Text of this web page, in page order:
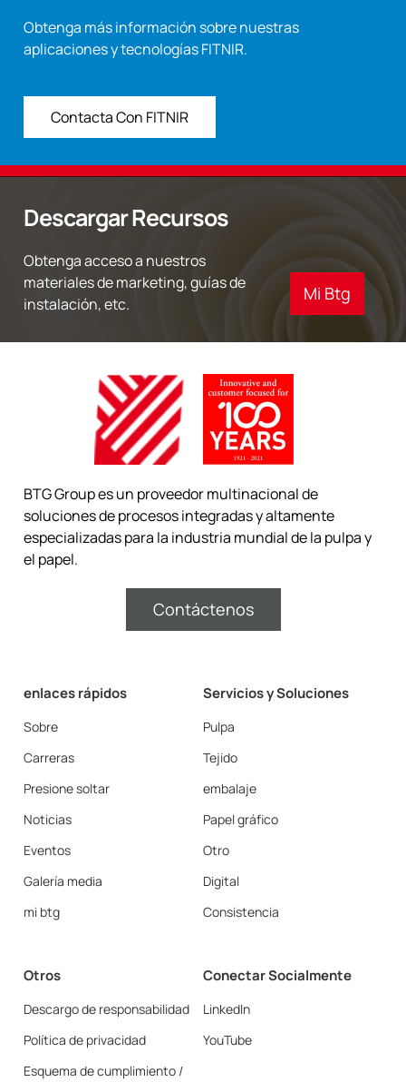
Obtenga más información sobre nuestras
aplicaciones y tecnologías FITNIR.
Contacta Con FITNIR
Descargar Recursos
Obtenga acceso a nuestros
materiales de marketing, guías de
instalación, etc.
Mi Btg
BTG Group es un proveedor multinacional de
soluciones de procesos integradas y altamente
especializadas para la industria mundial de la pulpa y
el papel.
Contáctenos
enlaces rápidos
Sobre
Carreras
Presione soltar
Noticias
Eventos
Galería media
mi btg
Servicios y Soluciones
Pulpa
Tejido
embalaje
Papel gráfico
Otro
Digital
Consistencia
Otros
Descargo de responsabilidad
Política de privacidad
Esquema de cumplimiento /
Conectar Socialmente
LinkedIn
YouTube